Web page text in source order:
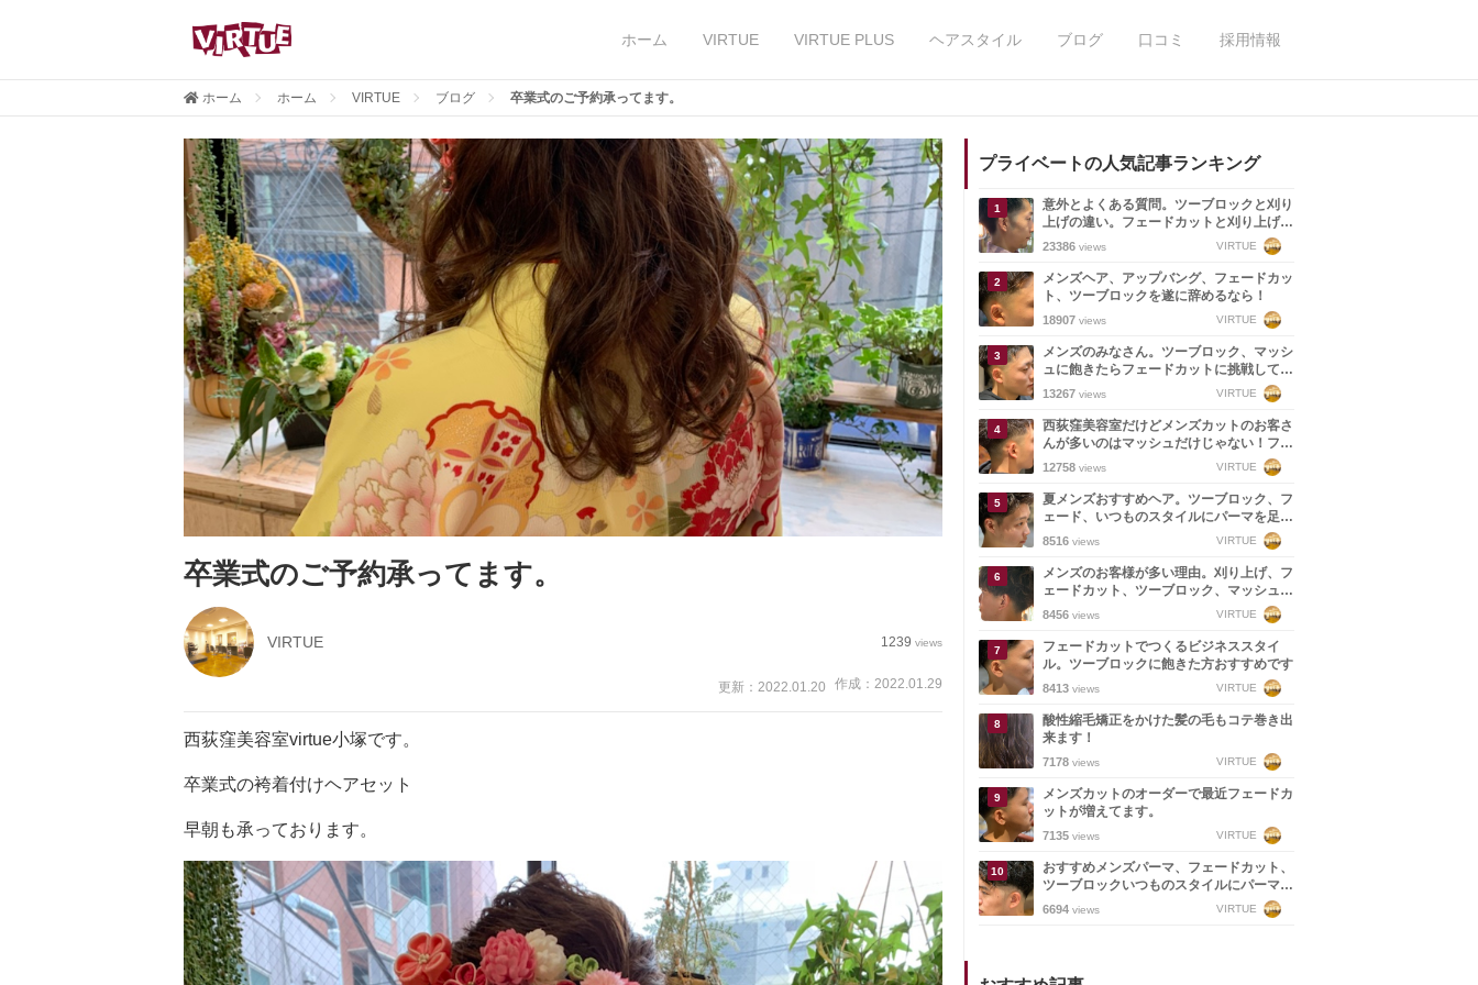
ホーム VIRTUE VIRTUE PLUS ヘアスタイル ブログ 口コミ 採用情報
ホーム ホーム VIRTUE ブログ 卒業式のご予約承ってます。
卒業式のご予約承ってます。
VIRTUE 1239 views
更新：2022.01.20 作成：2022.01.29
西荻窪美容室virtue小塚です。
卒業式の袴着付けヘアセット
早朝も承っております。
プライベートの人気記事ランキング
意外とよくある質問。ツーブロックと刈り
上げの違い。フェードカットと刈り上げの
違い。イメージの共有できない失敗。
23386 views VIRTUE
メンズヘア、アップバング、フェードカッ
ト、ツーブロックを遂に辞めるなら！
18907 views VIRTUE
メンズのみなさん。ツーブロック、マッシ
ュに飽きたらフェードカットに挑戦してみ
ませんか？
13267 views VIRTUE
西荻窪美容室だけどメンズカットのお客さ
んが多いのはマッシュだけじゃない！フェ
ードカットまでできるスタイリストの技術
12758 views VIRTUE
夏メンズおすすめヘア。ツーブロック、フ
ェード、いつものスタイルにパーマを足し
てアップバングいいと思う。
8516 views VIRTUE
メンズのお客様が多い理由。刈り上げ、フ
ェードカット、ツーブロック、マッシュ
etc幅広いメンズスタイルに対応します！
8456 views VIRTUE
フェードカットでつくるビジネススタイ
ル。ツーブロックに飽きた方おすすめです
8413 views VIRTUE
酸性縮毛矯正をかけた髪の毛もコテ巻き出
来ます！
7178 views VIRTUE
メンズカットのオーダーで最近フェードカ
ットが増えてます。
7135 views VIRTUE
おすすめメンズパーマ、フェードカット、
ツーブロックいつものスタイルにパーマを
足して爽やかに洒落感アップ。
6694 views VIRTUE